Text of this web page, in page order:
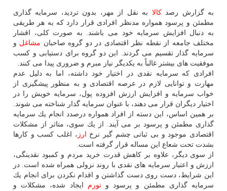
به گزارش رصدكالا به نقل از مهر، بدون تردید، سرمایه گذاری
مطمئن و پرسود همواره مدنظر افرادی قرار دارد كه به هر طریقی
به دنبال افزایش سرمایه خود می باشند. به صورت كلی، اقشار
مختلف جامعه از نقطه نظر اقتصادی در دو گروه صاحبان مشاغل و
سرمایه گذار تقسیم می گردند. این دو گروه برای دستیابی و كسب
موفقیت های بیشتر غالباً به یكدیگر نیاز مبرم و ضروری پیدا می كنند.
افرادی كه سرمایه نقدی در اختیار خود داشته، اما به دلیل عدم
مهارت و توانایی لازم در عرصه اقتصادی و به منظور پیشگیری از
خواب سرمایه و افزایش ارزش افزوده پول، سرمایه خویش را در
اختیار دیگران قرار می دهند، با عنوان سرمایه گذار شناخته می شوند.
بر همین اساس، این دسته از افراد همواره درصدد انجام یك سرمایه
گذاری مطمئن و پرسود بر می آیند. از یك سوی، متاثر از مشكلات
اقتصادی موجود و بی ثباتی چشم گیر نرخ
ارز ، اغلب كسب و كارها
بشدت تحت شعاع این مساله قرار گرفته است.
از سوی دیگر، علاوه بر كاهش قدرت خرید مردم و كمبود نقدینگی،
ارزش و اعتبار سرمایه های نقدی با روند نزولی همراه شده است. در
این شرایط، دست روی دست گذاشتن و اقدام نكردن برای انجام یك
سرمایه گذاری مطمئن و پرسود وتورم ایجاد شده، مشكلات و